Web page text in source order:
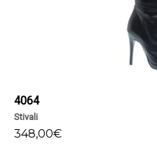
4064
Stivali
348,00€